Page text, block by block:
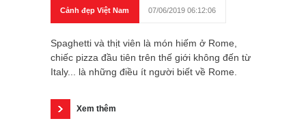
Cảnh đẹp Việt Nam 07/06/2019 06:12:06
Spaghetti và thịt viên là món hiếm ở Rome,
chiếc pizza đầu tiên trên thế giới không đến từ
Italy... là những điều ít người biết về Rome.
Xem thêm